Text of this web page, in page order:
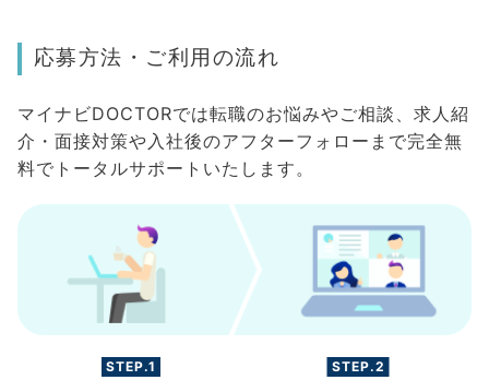
応募方法・ご利用の流れ
マイナビDOCTORでは転職のお悩みやご相談、求人紹
介・面接対策や入社後のアフターフォローまで完全無
料でトータルサポートいたします。
STEP.1 STEP.2